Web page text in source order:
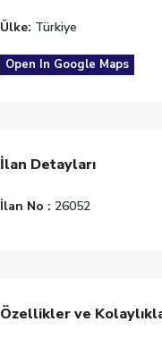
Ülke: Türkiye
Open In Google Maps
İlan Detayları
İlan No : 26052
Özellikler ve